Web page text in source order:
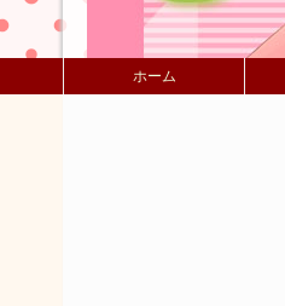
ホーム